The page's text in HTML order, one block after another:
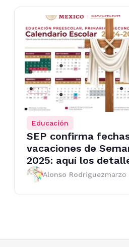
Educación
SEP confirma
vacaciones de
2025: aquí los
Alonso Rodriguezmarzo